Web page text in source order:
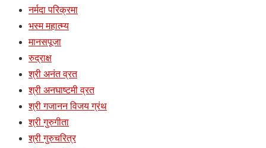
नर्मदा परिक्रमा
भस्म महात्म्य
मानसपूजा
रुद्राक्ष
श्री अनंत व्रत
श्री अनघाष्टमी व्रत
श्री गजानन विजय ग्रंथ
श्री गुरुगीता
श्री गुरुचरित्र